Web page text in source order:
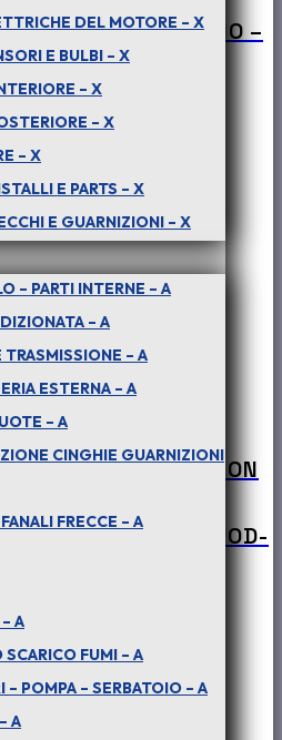
DEL MOTORE – X
E BULBI – X
– X
– X
– X
E PARTS – X
E GUARNIZIONI – X
– PARTI INTERNE – A
– A
TRASMISSIONE – A
ESTERNA – A
– A
CINGHIE GUARNIZIONI
FRECCE – A
A
SCARICO FUMI – A
– POMPA – SERBATOIO – A
A
CARICO OLIO CAMBIO –
TRV227
UP TELCO – XENON
: GUARNIZIONE
CILINDRICO – COD-